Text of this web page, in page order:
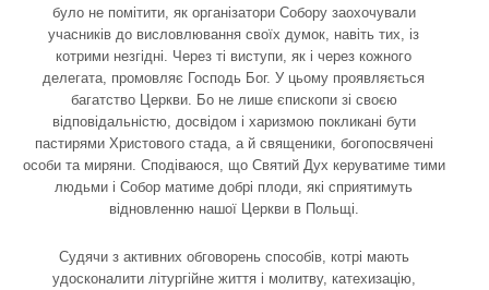
було не помітити, як організатори Собору заохочували
учасників до висловлювання своїх думок, навіть тих, із
котрими незгідні. Через ті виступи, як і через кожного
делегата, промовляє Господь Бог. У цьому проявляється
багатство Церкви. Бо не лише єпископи зі своєю
відповідальністю, досвідом і харизмою покликані бути
пастирями Христового стада, а й священики, богопосвячені
особи та миряни. Сподіваюся, що Святий Дух керуватиме тими
людьми і Собор матиме добрі плоди, які сприятимуть
відновленню нашої Церкви в Польщі.
Судячи з активних обговорень способів, котрі мають
удосконалити літургійне життя і молитву, катехизацію,